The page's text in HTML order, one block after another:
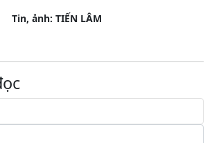
Tin, ảnh: TIẾN LÂM